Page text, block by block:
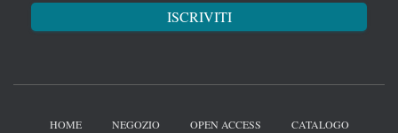
HOME NEGOZIO OPEN ACCESS CATALOGO